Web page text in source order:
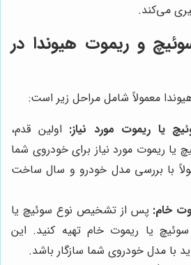
می‌کند.
و ریموت هیوندا در
معمولاً شامل مراحل زیر است:
یا ریموت مورد نیاز: اولین قدم،
ریموت مورد نیاز برای خودروی شما
با بررسی مدل خودرو و سال ساخت
خام: پس از تشخیص نوع سوئیچ یا
یا ریموت خام تهیه کنید. این
با مدل خودروی شما سازگار باشد.